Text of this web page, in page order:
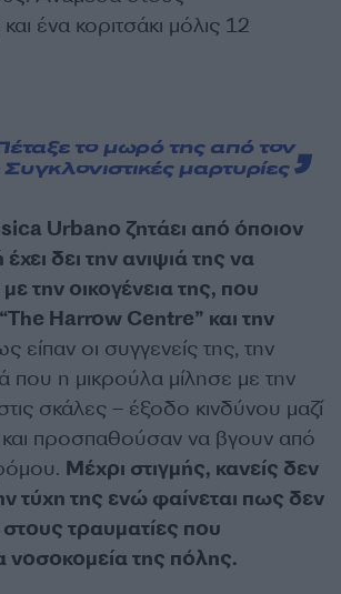
ένα κοριτσάκι μόλις 12
το μωρό της από τον
μαρτυρίες
Urbano ζητάει από όποιον
έχει δει την ανιψιά της να
την οικογένεια της, που
Harrow Centre” και την
είπαν οι συγγενείς της, την
που η μικρούλα μίλησε με την
σκάλες – έξοδο κινδύνου μαζί
προσπαθούσαν να βγουν από
Μέχρι στιγμής, κανείς δεν
τύχη της ενώ φαίνεται πως δεν
τραυματίες που
νοσοκομεία της πόλης.